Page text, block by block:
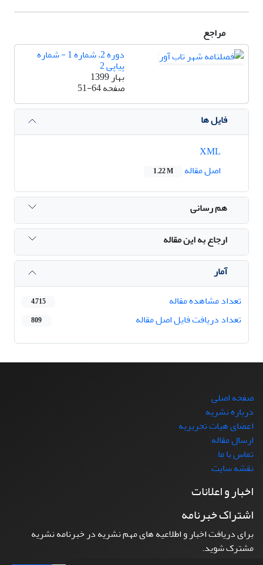
مراجع
دوره 2، شماره 1 - شماره
پیاپی 2
بهار 1399
صفحه51-64
فایل ها
اصل مقاله
1.22 M
هم رسانی
ارجاع به این مقاله
آمار
تعداد مشاهده مقاله
4,715
تعداد دریافت فایل اصل مقاله 809
صفحه اصلی
درباره نشریه
اعضای هیات تحریریه
ارسال مقاله
تماس با ما
نقشه سایت
اخبار و اعلانات
اشتراک خبرنامه
برای دریافت اخبار و اطلاعیه های مهم نشریه در خبرنامه نشریه
مشترک شوید.